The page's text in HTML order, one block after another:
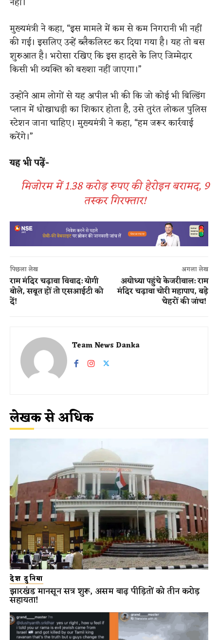
मुख्यमंत्री ने कहा, “इस मामले में कम से कम निगरानी भी नहीं
की गई। इसलिए उन्हें ब्लैकलिस्ट कर दिया गया है। यह तो बस
शुरुआत है। भरोसा रखिए कि इस हादसे के लिए जिम्मेदार
किसी भी व्यक्ति को बख्शा नहीं जाएगा।”
उन्होंने आम लोगों से यह अपील भी की कि जो कोई भी बिल्डिंग
प्लान में धोखाधड़ी का शिकार होता है, उसे तुरंत लोकल पुलिस
स्टेशन जाना चाहिए। मुख्यमंत्री ने कहा, “हम जरूर कार्रवाई
करेंगे।”
यह भी पढ़ें-
मिजोरम में 1.38 करोड़ रुपए की हेरोइन बरामद, 9
तस्कर गिरफ्तार!
पिछला लेख
राम मंदिर चढ़ावा विवाद: योगी
बोले, सबूत हों तो एसआईटी को
दें!
अगला लेख
अयोध्या पहुंचे केजरीवाल: राम
मंदिर चढ़ावा चोरी महापाप, बड़े
चेहरों की जांच!
Team News Danka
लेखक से अधिक
देश दुनिया
झारखंड मानसून सत्र शुरू, असम बाढ़ पीड़ितों को तीन करोड़
सहायता!